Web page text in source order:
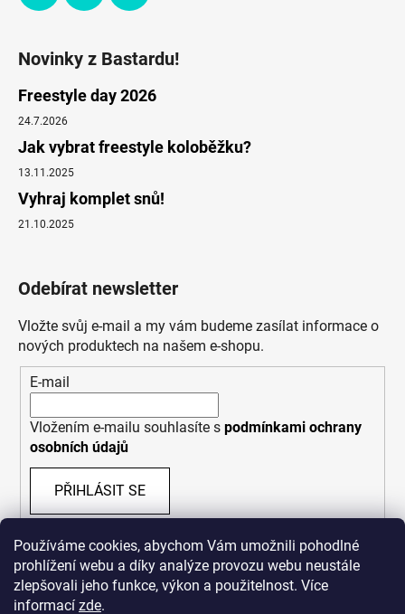
Používáme cookies, abychom Vám umožnili pohodlné
prohlížení webu a díky analýze provozu webu neustále
zlepšovali jeho funkce, výkon a použitelnost. Více
informací zde.
Novinky z Bastardu!
Freestyle day 2026
24.7.2026
Jak vybrat freestyle koloběžku?
13.11.2025
Vyhraj komplet snů!
21.10.2025
Odebírat newsletter
Vložte svůj e-mail a my vám budeme zasílat informace o
nových produktech na našem e-shopu.
E-mail
Vložením e-mailu souhlasíte s podmínkami ochrany
osobních údajů
PŘIHLÁSIT SE